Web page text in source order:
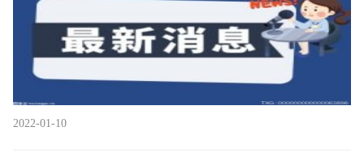
2022-01-10